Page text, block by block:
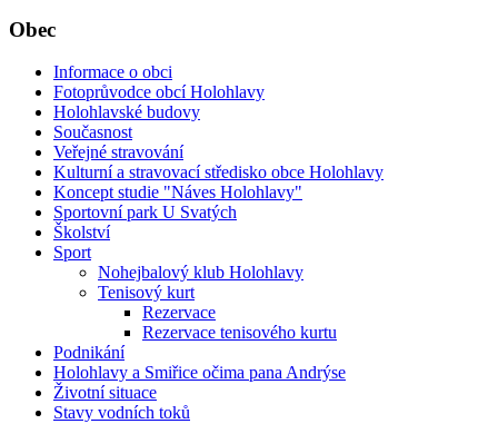
Obec
Informace o obci
Fotoprůvodce obcí Holohlavy
Holohlavské budovy
Současnost
Veřejné stravování
Kulturní a stravovací středisko obce Holohlavy
Koncept studie "Náves Holohlavy"
Sportovní park U Svatých
Školství
Sport
Nohejbalový klub Holohlavy
Tenisový kurt
Rezervace
Rezervace tenisového kurtu
Podnikání
Holohlavy a Smiřice očima pana Andrýse
Životní situace
Stavy vodních toků